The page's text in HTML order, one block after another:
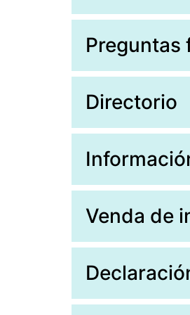
Preguntas
Directorio
Venda de